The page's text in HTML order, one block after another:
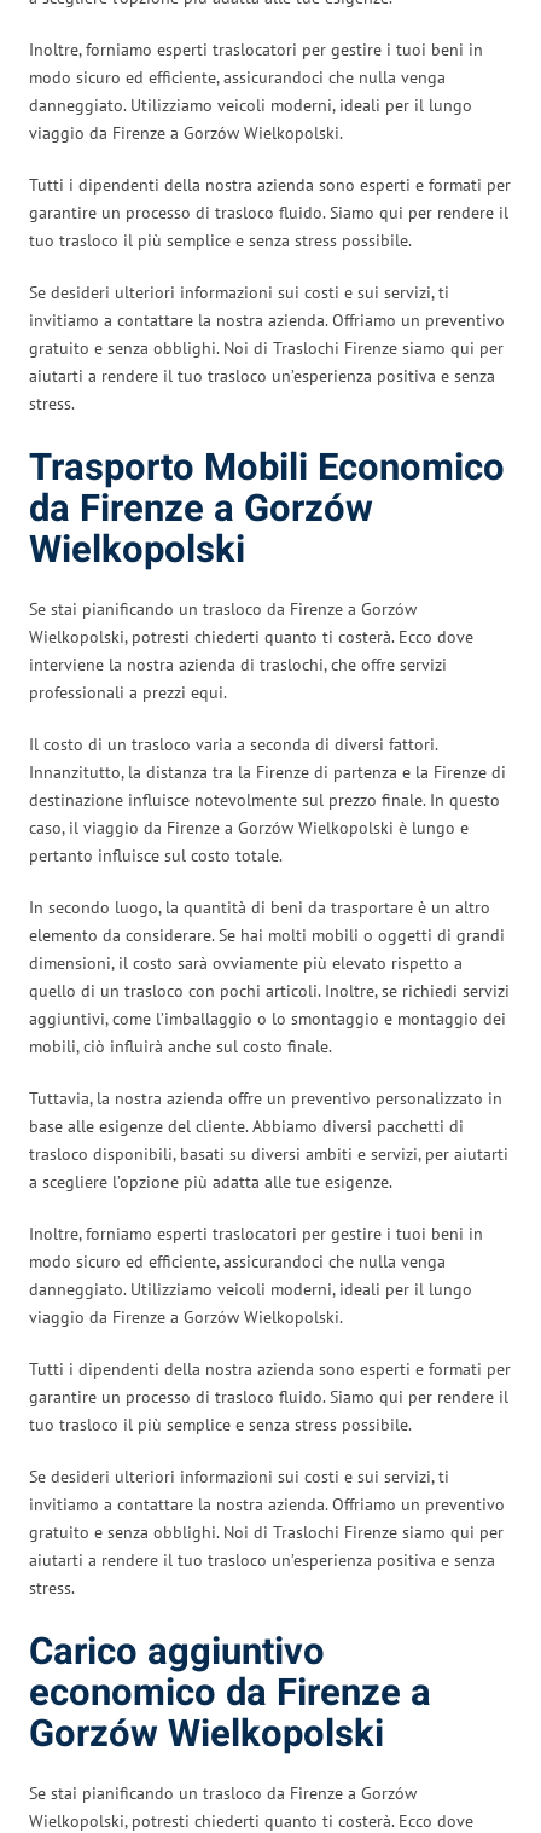
Inoltre, forniamo esperti traslocatori per gestire i tuoi beni in
modo sicuro ed efficiente, assicurandoci che nulla venga
danneggiato. Utilizziamo veicoli moderni, ideali per il lungo
viaggio da Firenze a Gorzów Wielkopolski.
Tutti i dipendenti della nostra azienda sono esperti e formati per
garantire un processo di trasloco fluido. Siamo qui per rendere il
tuo trasloco il più semplice e senza stress possibile.
Se desideri ulteriori informazioni sui costi e sui servizi, ti
invitiamo a contattare la nostra azienda. Offriamo un preventivo
gratuito e senza obblighi. Noi di Traslochi Firenze siamo qui per
aiutarti a rendere il tuo trasloco un’esperienza positiva e senza
stress.
Trasporto Mobili Economico
da Firenze a Gorzów
Wielkopolski
Se stai pianificando un trasloco da Firenze a Gorzów
Wielkopolski, potresti chiederti quanto ti costerà. Ecco dove
interviene la nostra azienda di traslochi, che offre servizi
professionali a prezzi equi.
Il costo di un trasloco varia a seconda di diversi fattori.
Innanzitutto, la distanza tra la Firenze di partenza e la Firenze di
destinazione influisce notevolmente sul prezzo finale. In questo
caso, il viaggio da Firenze a Gorzów Wielkopolski è lungo e
pertanto influisce sul costo totale.
In secondo luogo, la quantità di beni da trasportare è un altro
elemento da considerare. Se hai molti mobili o oggetti di grandi
dimensioni, il costo sarà ovviamente più elevato rispetto a
quello di un trasloco con pochi articoli. Inoltre, se richiedi servizi
aggiuntivi, come l’imballaggio o lo smontaggio e montaggio dei
mobili, ciò influirà anche sul costo finale.
Tuttavia, la nostra azienda offre un preventivo personalizzato in
base alle esigenze del cliente. Abbiamo diversi pacchetti di
trasloco disponibili, basati su diversi ambiti e servizi, per aiutarti
a scegliere l’opzione più adatta alle tue esigenze.
Inoltre, forniamo esperti traslocatori per gestire i tuoi beni in
modo sicuro ed efficiente, assicurandoci che nulla venga
danneggiato. Utilizziamo veicoli moderni, ideali per il lungo
viaggio da Firenze a Gorzów Wielkopolski.
Tutti i dipendenti della nostra azienda sono esperti e formati per
garantire un processo di trasloco fluido. Siamo qui per rendere il
tuo trasloco il più semplice e senza stress possibile.
Se desideri ulteriori informazioni sui costi e sui servizi, ti
invitiamo a contattare la nostra azienda. Offriamo un preventivo
gratuito e senza obblighi. Noi di Traslochi Firenze siamo qui per
aiutarti a rendere il tuo trasloco un’esperienza positiva e senza
stress.
Carico aggiuntivo
economico da Firenze a
Gorzów Wielkopolski
Se stai pianificando un trasloco da Firenze a Gorzów
Wielkopolski, potresti chiederti quanto ti costerà. Ecco dove